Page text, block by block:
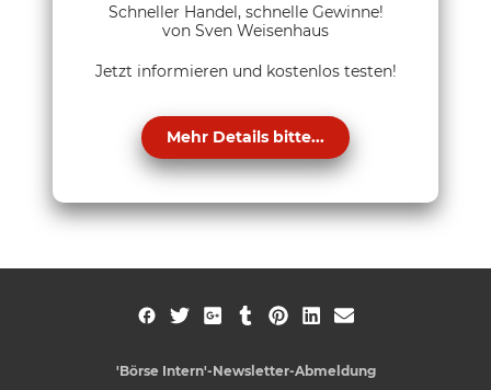
Schneller Handel, schnelle Gewinne!
von Sven Weisenhaus
Jetzt informieren und kostenlos testen!
Mehr Details bitte...
'Börse Intern'-Newsletter-Abmeldung